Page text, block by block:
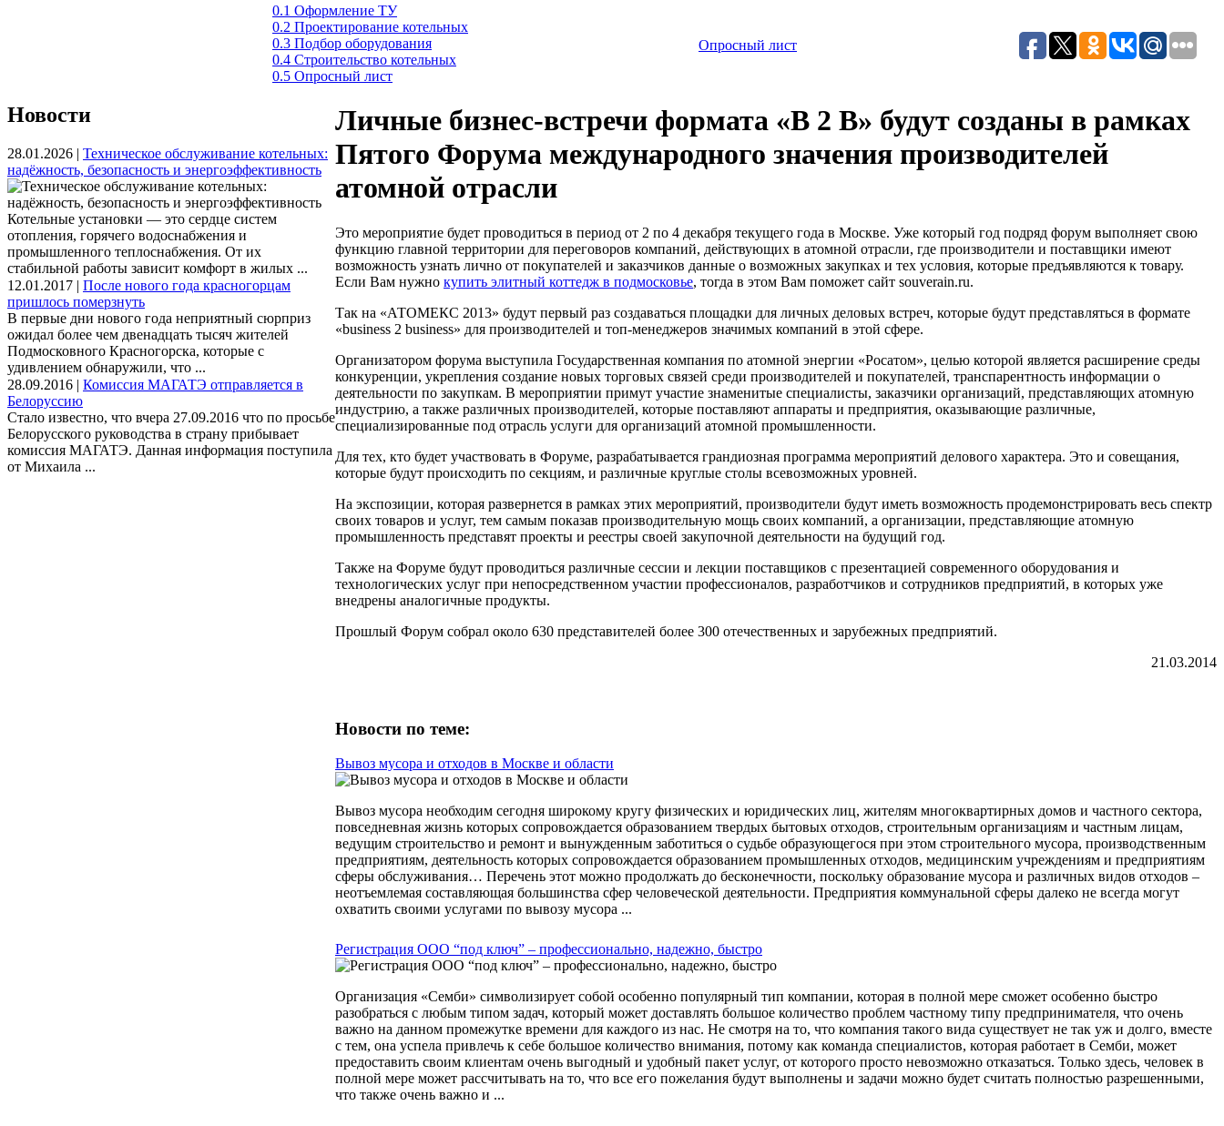
0.1 Оформление ТУ
0.2 Проектирование котельных
0.3 Подбор оборудования
0.4 Строительство котельных
0.5 Опросный лист
Опросный лист
Новости
28.01.2026 | Техническое обслуживание котельных:
надёжность, безопасность и энергоэффективность
Котельные установки — это сердце систем
отопления, горячего водоснабжения и
промышленного теплоснабжения. От их
стабильной работы зависит комфорт в жилых ...
12.01.2017 | После нового года красногорцам
пришлось померзнуть
В первые дни нового года неприятный сюрприз
ожидал более чем двенадцать тысяч жителей
Подмосковного Красногорска, которые с
удивлением обнаружили, что ...
28.09.2016 | Комиссия МАГАТЭ отправляется в
Белоруссию
Стало известно, что вчера 27.09.2016 что по просьбе
Белорусского руководства в страну прибывает
комиссия МАГАТЭ. Данная информация поступила
от Михаила ...
Личные бизнес-встречи формата «В 2 В» будут созданы в рамках
Пятого Форума международного значения производителей
атомной отрасли
Это мероприятие будет проводиться в период от 2 по 4 декабря текущего года в Москве. Уже который год подряд форум выполняет свою
функцию главной территории для переговоров компаний, действующих в атомной отрасли, где производители и поставщики имеют
возможность узнать лично от покупателей и заказчиков данные о возможных закупках и тех условия, которые предъявляются к товару.
Если Вам нужно купить элитный коттедж в подмосковье, тогда в этом Вам поможет сайт souverain.ru.
Так на «АТОМЕКС 2013» будут первый раз создаваться площадки для личных деловых встреч, которые будут представляться в формате
«business 2 business» для производителей и топ-менеджеров значимых компаний в этой сфере.
Организатором форума выступила Государственная компания по атомной энергии «Росатом», целью которой является расширение среды
конкуренции, укрепления создание новых торговых связей среди производителей и покупателей, транспарентность информации о
деятельности по закупкам. В мероприятии примут участие знаменитые специалисты, заказчики организаций, представляющих атомную
индустрию, а также различных производителей, которые поставляют аппараты и предприятия, оказывающие различные,
специализированные под отрасль услуги для организаций атомной промышленности.
Для тех, кто будет участвовать в Форуме, разрабатывается грандиозная программа мероприятий делового характера. Это и совещания,
которые будут происходить по секциям, и различные круглые столы всевозможных уровней.
На экспозиции, которая развернется в рамках этих мероприятий, производители будут иметь возможность продемонстрировать весь спектр
своих товаров и услуг, тем самым показав производительную мощь своих компаний, а организации, представляющие атомную
промышленность представят проекты и реестры своей закупочной деятельности на будущий год.
Также на Форуме будут проводиться различные сессии и лекции поставщиков с презентацией современного оборудования и
технологических услуг при непосредственном участии профессионалов, разработчиков и сотрудников предприятий, в которых уже
внедрены аналогичные продукты.
Прошлый Форум собрал около 630 представителей более 300 отечественных и зарубежных предприятий.
21.03.2014
Новости по теме:
Вывоз мусора и отходов в Москве и области
Вывоз мусора необходим сегодня широкому кругу физических и юридических лиц, жителям многоквартирных домов и частного сектора,
повседневная жизнь которых сопровождается образованием твердых бытовых отходов, строительным организациям и частным лицам,
ведущим строительство и ремонт и вынужденным заботиться о судьбе образующегося при этом строительного мусора, производственным
предприятиям, деятельность которых сопровождается образованием промышленных отходов, медицинским учреждениям и предприятиям
сферы обслуживания… Перечень этот можно продолжать до бесконечности, поскольку образование мусора и различных видов отходов –
неотъемлемая составляющая большинства сфер человеческой деятельности. Предприятия коммунальной сферы далеко не всегда могут
охватить своими услугами по вывозу мусора ...
Регистрация ООО “под ключ” – профессионально, надежно, быстро
Организация «Семби» символизирует собой особенно популярный тип компании, которая в полной мере сможет особенно быстро
разобраться с любым типом задач, который может доставлять большое количество проблем частному типу предпринимателя, что очень
важно на данном промежутке времени для каждого из нас. Не смотря на то, что компания такого вида существует не так уж и долго, вместе
с тем, она успела привлечь к себе большое количество внимания, потому как команда специалистов, которая работает в Семби, может
предоставить своим клиентам очень выгодный и удобный пакет услуг, от которого просто невозможно отказаться. Только здесь, человек в
полной мере может рассчитывать на то, что все его пожелания будут выполнены и задачи можно будет считать полностью разрешенными,
что также очень важно и ...